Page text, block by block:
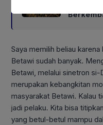
Saya memilih beliau
Betawi sudah banyak.
Betawi, melalui sinetron si-
merupakan kebangkitan
masyarakat Betawi. Kalau
jadi pelaku. Kita bisa
yang betul-betul mampu